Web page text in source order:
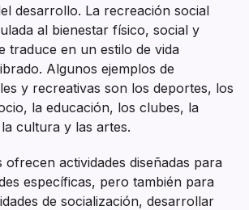
desarrollo. La recreación social
al bienestar físico, social y
traduce en un estilo de vida
Algunos ejemplos de
y recreativas son los deportes, los
la educación, los clubes, la
cultura y las artes.
ofrecen actividades diseñadas para
específicas, pero también para
de socialización, desarrollar